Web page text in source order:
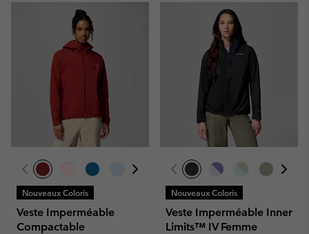
Nouveaux Coloris
Veste Imperméable
Compactable
Nouveaux Coloris
Veste Imperméable Inner
Limits™ IV Femme